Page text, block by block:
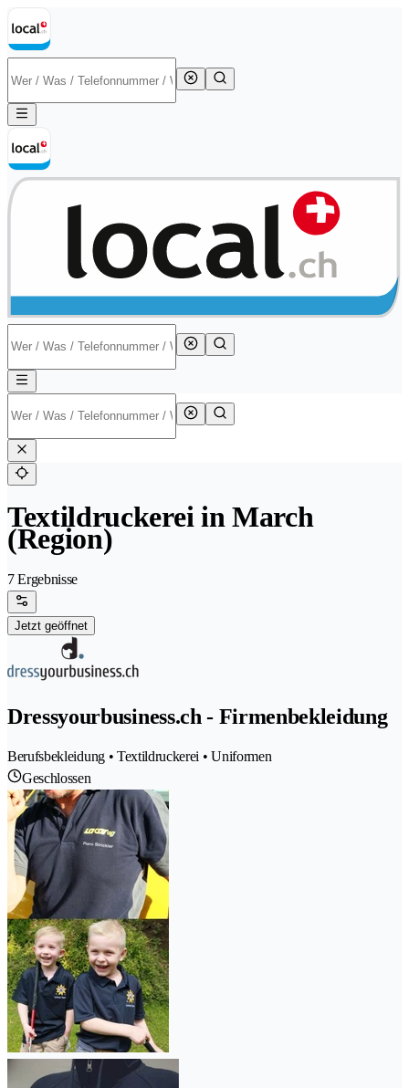
Textildruckerei in March
(Region)
7 Ergebnisse
Jetzt geöffnet
Dressyourbusiness.ch - Firmenbekleidung
Berufsbekleidung • Textildruckerei • Uniformen
Geschlossen